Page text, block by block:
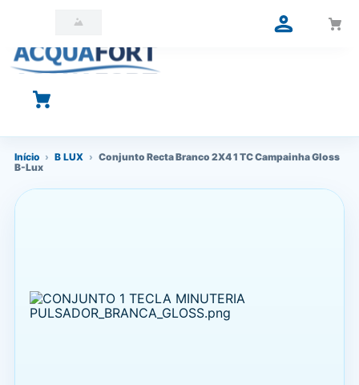
O que você está procurando?
Início › B LUX › Conjunto Recta Branco 2X4 1 TC Campainha Gloss
B-Lux